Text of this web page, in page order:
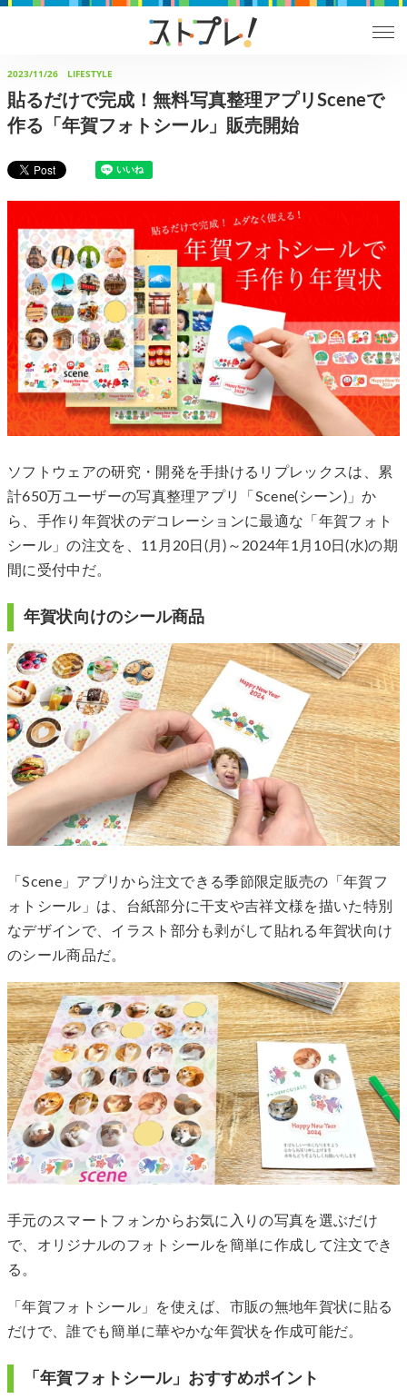
2023/11/26 LIFESTYLE
貼るだけで完成！無料写真整理アプリSceneで
作る「年賀フォトシール」販売開始
ソフトウェアの研究・開発を手掛けるリプレックスは、累
計650万ユーザーの写真整理アプリ「Scene(シーン)」か
ら、手作り年賀状のデコレーションに最適な「年賀フォト
シール」の注文を、11月20日(月)～2024年1月10日(水)の期
間に受付中だ。
年賀状向けのシール商品
「Scene」アプリから注文できる季節限定販売の「年賀フ
ォトシール」は、台紙部分に干支や吉祥文様を描いた特別
なデザインで、イラスト部分も剥がして貼れる年賀状向け
のシール商品だ。
手元のスマートフォンからお気に入りの写真を選ぶだけ
で、オリジナルのフォトシールを簡単に作成して注文でき
る。
「年賀フォトシール」を使えば、市販の無地年賀状に貼る
だけで、誰でも簡単に華やかな年賀状を作成可能だ。
「年賀フォトシール」おすすめポイント